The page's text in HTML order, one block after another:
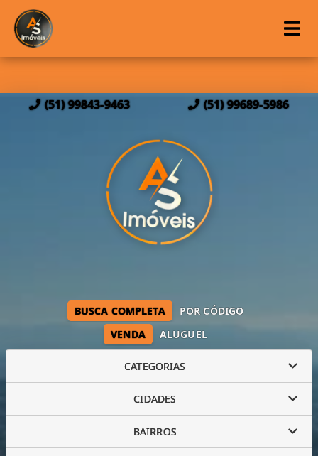
(51) 99843-9463 (51) 99689-5986
VENDA ALUGUEL
BUSCA COMPLETA POR CÓDIGO
CATEGORIAS
CIDADES
BAIRROS